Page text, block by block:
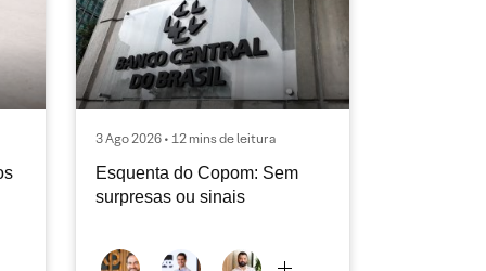
3 Ago 2026 • 12 mins de leitura
Esquenta do Copom: Sem
surpresas ou sinais